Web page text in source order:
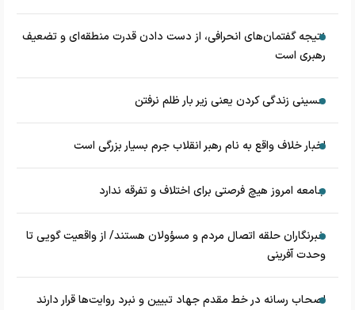
نتیجه گفتمان‌های انحرافی، از دست دادن قدرت منطقه‌ای و تضعیف
رهبری است
حسینی زندگی کردن یعنی زیر بار ظلم نرفتن
اخبار خلاف واقع به نام رهبر انقلاب جرم بسیار بزرگی است
جامعه امروز هیچ فرصتی برای اختلاف و تفرقه ندارد
خبرنگاران حلقه اتصال مردم و مسؤولان هستند/ از واقعیت گویی تا
وحدت آفرینی
اصحاب رسانه در خط مقدم جهاد تبیین و نبرد روایت‌ها قرار دارند